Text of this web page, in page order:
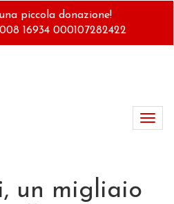
piccola donazione!
16934 000107282422
un migliaio